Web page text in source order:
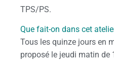
TPS/PS.
Que fait-on dans cet
Tous les quinze jours en
proposé le jeudi matin de